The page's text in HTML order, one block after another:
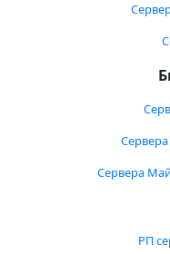
Сервера
Сервера
РП